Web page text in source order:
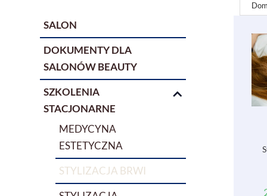
SALON
DOKUMENTY DLA
SALONÓW BEAUTY
SZKOLENIA
STACJONARNE
MEDYCYNA
ESTETYCZNA
STYLIZACJA BRWI